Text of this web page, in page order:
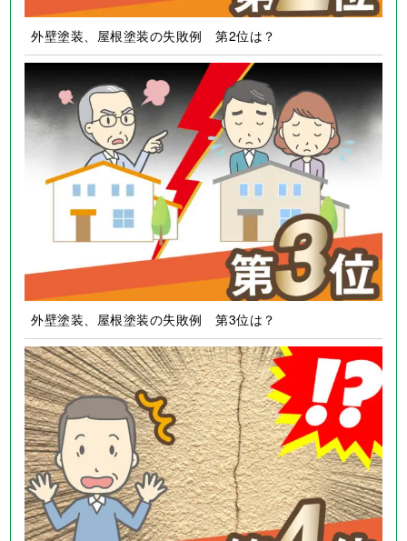
外壁塗装、屋根塗装の失敗例 第2位は？
外壁塗装、屋根塗装の失敗例 第3位は？